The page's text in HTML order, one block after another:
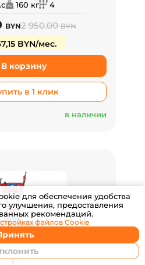
160 кг 4
BYN2 950.00BYN
BYN/мес.
В корзину
в 1 клик
в наличии
для обеспечения удобства
улучшения, предоставления
рекомендаций.
файлов Cookie